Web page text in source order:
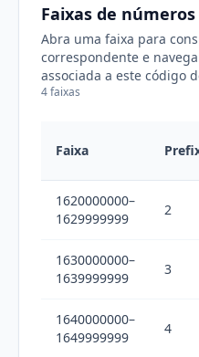
Faixas de números
Abra uma faixa para
correspondente e
associada a este código
4 faixas
Faixa
1620000000–
1629999999
2
1630000000–
1639999999
3
1640000000–
1649999999
4